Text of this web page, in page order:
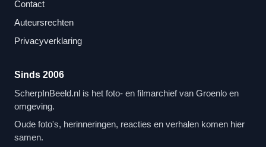
Contact
Auteursrechten
Privacyverklaring
Sinds 2006
ScherpInBeeld.nl is het foto- en filmarchief van Groenlo en
omgeving.
Oude foto's, herinneringen, reacties en verhalen komen hier
samen.